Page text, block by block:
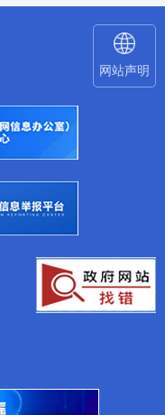
网站声明